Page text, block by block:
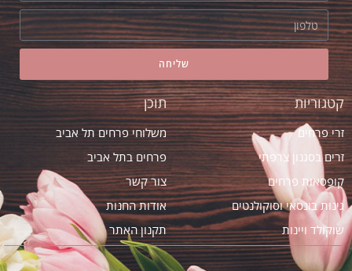
שליחה
קטגוריות
זרי פרחים
זרים בסגנון צרפתי
קופסאות פרחים
גינות בונסאי וסוקולנטים
שוקולד ויינות
תוכן
משלוחי פרחים תל אביב
פרחים בתל אביב
צור קשר
אודות החנות
תקנון האתר